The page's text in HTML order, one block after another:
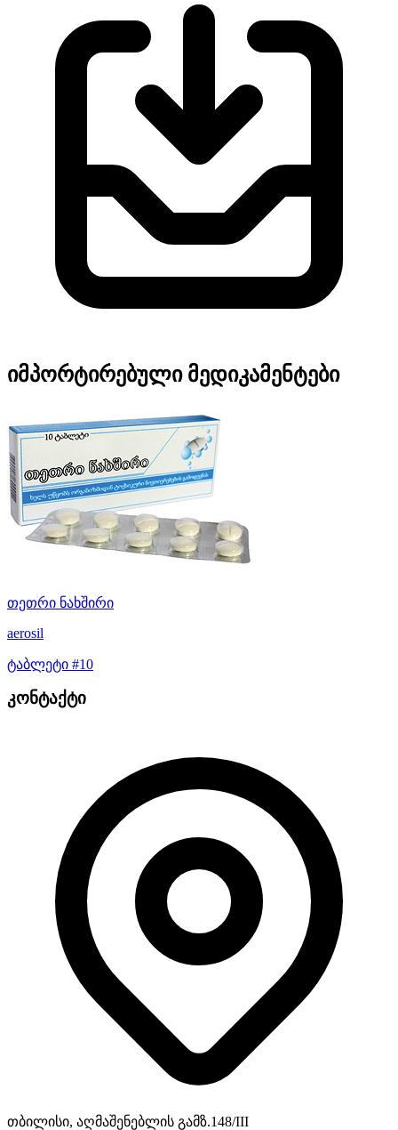
იმპორტირებული მედიკამენტები
თეთრი ნახშირი
aerosil
ტაბლეტი #10
კონტაქტი
თბილისი, აღმაშენებლის გამზ.148/III